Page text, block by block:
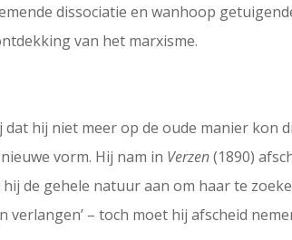
dissociatie en wanhoop
van het marxisme.
dat hij niet meer op de oude manier kon
vorm. Hij nam in Verzen(1890)
de gehele natuur aan om haar te
– toch moet hij afscheid